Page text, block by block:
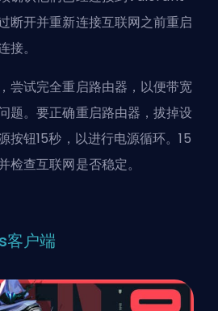
断开并重新连接互联网之前重启
。
尝试完全重启路由器，以便带宽
题。要正确重启路由器，拔掉设
按钮15秒，以进行电源循环。15
检查互联网是否稳定。
户端